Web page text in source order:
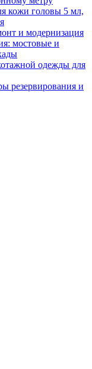
кожи головы 5 мл,
и модернизация
мостовые и
одежды для
резервирования и